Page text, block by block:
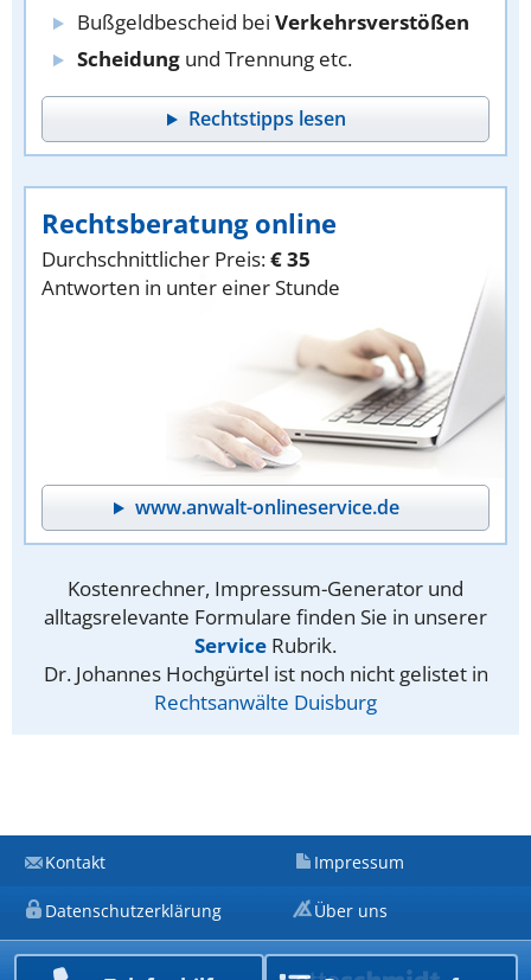
Bußgeldbescheid bei Verkehrsverstößen
Scheidung und Trennung etc.
Rechtstipps lesen
Rechtsberatung online
Durchschnittlicher Preis:€ 35
Antworten in unter einer Stunde
www.anwalt-onlineservice.de
Kostenrechner, Impressum-Generator und
alltagsrelevante Formulare finden Sie in unserer
Service Rubrik.
Dr. Johannes Hochgürtel ist noch nicht gelistet in
Rechtsanwälte Duisburg
Kontakt Impressum
Datenschutzerklärung Über uns